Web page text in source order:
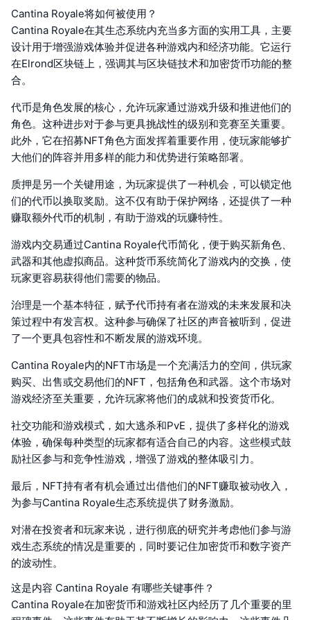
Cantina Royale将如何被使用？
Cantina Royale在其生态系统内充当多方面的实用工具，主要
设计用于增强游戏体验并促进各种游戏内和经济功能。它运行
在Elrond区块链上，强调其与区块链技术和加密货币功能的整
合。
代币是角色发展的核心，允许玩家通过游戏升级和推进他们的
角色。这种进步对于参与更具挑战性的级别和竞赛至关重要。
此外，它在招募NFT角色方面发挥着重要作用，使玩家能够扩
大他们的阵容并用多样的能力和优势进行策略部署。
质押是另一个关键用途，为玩家提供了一种机会，可以锁定他
们的代币以换取奖励。这不仅有助于保护网络，还提供了一种
赚取额外代币的机制，有助于游戏的玩赚特性。
游戏内交易通过Cantina Royale代币简化，便于购买新角色、
武器和其他虚拟商品。这种货币系统简化了游戏内的交换，使
玩家更容易获得他们需要的物品。
治理是一个基本特征，赋予代币持有者在游戏的未来发展和决
策过程中有发言权。这种参与确保了社区的声音被听到，促进
了一个更具包容性和不断发展的游戏环境。
Cantina Royale内的NFT市场是一个充满活力的空间，供玩家
购买、出售或交易他们的NFT，包括角色和武器。这个市场对
游戏经济至关重要，允许玩家将他们的成就和投资货币化。
社交功能和游戏模式，如大逃杀和PvE，提供了多样化的游戏
体验，确保每种类型的玩家都有适合自己的内容。这些模式鼓
励社区参与和竞争性游戏，增强了游戏的整体吸引力。
最后，NFT持有者有机会通过出借他们的NFT赚取被动收入，
为参与Cantina Royale生态系统提供了财务激励。
对潜在投资者和玩家来说，进行彻底的研究并考虑他们参与游
戏生态系统的情况是重要的，同时要记住加密货币和数字资产
的波动性。
这是内容 Cantina Royale 有哪些关键事件？
Cantina Royale在加密货币和游戏社区内经历了几个重要的里